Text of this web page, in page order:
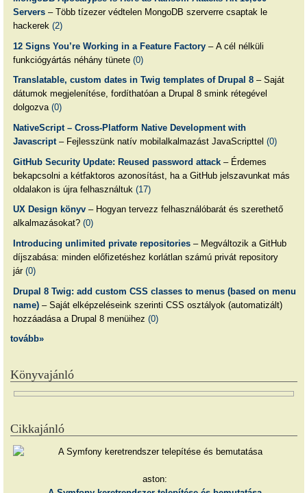
Servers– Több tízezer védtelen MongoDB szerverre csaptak le
hackerek (2)
12 Signs You’re Working in a Feature Factory– A cél nélküli
funkciógyártás néhány tünete (0)
Translatable, custom dates in Twig templates of Drupal 8– Saját
dátumok megjelenítése, fordíthatóan a Drupal 8 smink rétegével
dolgozva (0)
NativeScript – Cross-Platform Native Development with
Javascript– Fejlesszünk natív mobilalkalmazást JavaScripttel (0)
GitHub Security Update: Reused password attack– Érdemes
bekapcsolni a kétfaktoros azonosítást, ha a GitHub jelszavunkat más
oldalakon is újra felhasználtuk (17)
UX Design könyv– Hogyan tervezz felhasználóbarát és szerethető
alkalmazásokat? (0)
Introducing unlimited private repositories– Megváltozik a GitHub
díjszabása: minden előfizetéshez korlátlan számú privát repository
jár (0)
Drupal 8 Twig: add custom CSS classes to menus (based on menu
name)– Saját elképzeléseink szerinti CSS osztályok (automatizált)
hozzáadása a Drupal 8 menüihez (0)
tovább»
Könyvajánló
Cikkajánló
aston: